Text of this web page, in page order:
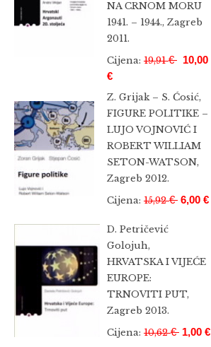
NA CRNOM MORU
1941. – 1944., Zagreb
2011.
Cijena: 19,91€ 10,00
€
Z. Grijak – S. Ćosić,
FIGURE POLITIKE –
LUJO VOJNOVIĆ I
ROBERT WILLIAM
SETON-WATSON,
Zagreb 2012.
Cijena: 15,92€ 6,00 €
D. Petričević
Golojuh,
HRVATSKA I VIJEĆE
EUROPE:
TRNOVITI PUT,
Zagreb 2013.
Cijena: 10,62€ 1,00 €